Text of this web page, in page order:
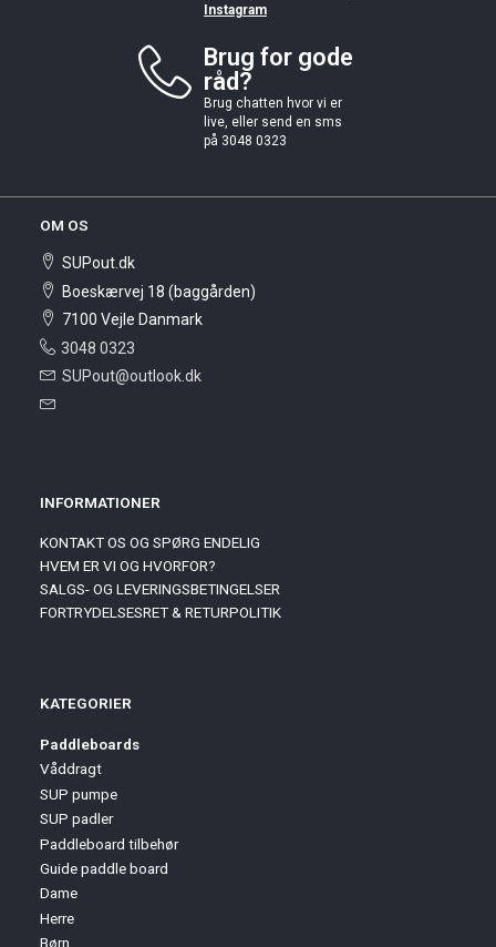
Instagram
Brug for gode
råd?
Brug chatten hvor vi er
live, eller send en sms
på 3048 0323
OM OS
SUPout.dk
Boeskærvej 18 (baggården)
7100 Vejle Danmark
3048 0323
SUPout@outlook.dk
INFORMATIONER
KONTAKT OS OG SPØRG ENDELIG
HVEM ER VI OG HVORFOR?
SALGS- OG LEVERINGSBETINGELSER
FORTRYDELSESRET & RETURPOLITIK
KATEGORIER
Paddleboards
Våddragt
SUP pumpe
SUP padler
Paddleboard tilbehør
Guide paddle board
Dame
Herre
Børn